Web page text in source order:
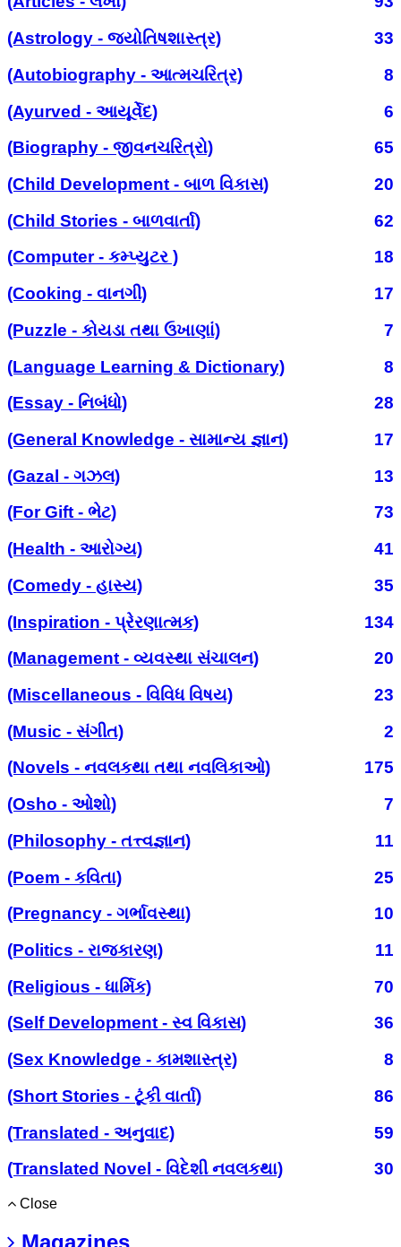
(Astrology - જ્યોતિષશાસ્ત્ર)
33
(Autobiography - આત્મચરિત્ર)
8
(Ayurved - આયૂર્વેદ)
6
(Biography - જીવનચરિત્રો)
65
(Child Development - બાળ વિકાસ)
20
(Child Stories - બાળવાર્તા)
62
(Computer - કમ્પ્યુટર )
18
(Cooking - વાનગી)
17
(Puzzle - કોયડા તથા ઉખાણાં)
7
(Language Learning & Dictionary)
8
(Essay - નિબંધો)
28
(General Knowledge - સામાન્ય જ્ઞાન)
17
(Gazal - ગઝલ)
13
(For Gift - ભેટ)
73
(Health - આરોગ્ય)
41
(Comedy - હાસ્ય)
35
(Inspiration - પ્રેરણાત્મક)
134
(Management - વ્યવસ્થા સંચાલન)
20
(Miscellaneous - વિવિધ વિષય)
23
(Music - સંગીત)
2
(Novels - નવલકથા તથા નવલિકાઓ)
175
(Osho - ઓશો)
7
(Philosophy - તત્ત્વજ્ઞાન)
11
(Poem - કવિતા)
25
(Pregnancy - ગર્ભાવસ્થા)
10
(Politics - રાજકારણ)
11
(Religious - ધાર્મિક)
70
(Self Development - સ્વ વિકાસ)
36
(Sex Knowledge - કામશાસ્ત્ર)
8
(Short Stories - ટૂંકી વાર્તા)
86
(Translated - અનુવાદ)
59
(Translated Novel - વિદેશી નવલકથા)
30
Close
Magazines